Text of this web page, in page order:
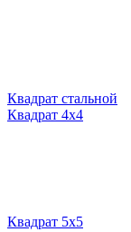
Квадрат стальной
Квадрат 4х4
Квадрат 5х5